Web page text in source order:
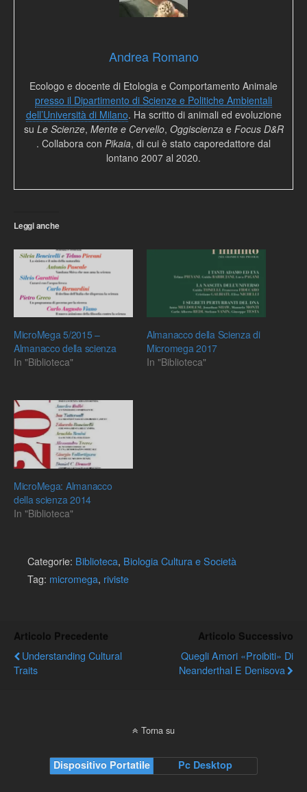
Andrea Romano
Ecologo e docente di Etologia e Comportamento Animale
presso il Dipartimento di Scienze e Politiche Ambientali
dell’Università di Milano. Ha scritto di animali ed evoluzione
su Le Scienze, Mente e Cervello, Oggiscienzae Focus D&R
. Collabora con Pikaia, di cui è stato caporedattore dal
lontano 2007 al 2020.
Leggi anche
MicroMega 5/2015 –
Almanacco della scienza
In "Biblioteca"
Almanacco della Scienza di
Micromega 2017
In "Biblioteca"
MicroMega: Almanacco
della scienza 2014
In "Biblioteca"
Categorie: Biblioteca, Biologia Cultura e Società
Tag: micromega, riviste
Articolo Precedente
Understanding Cultural
Traits
Articolo Successivo
Quegli Amori «proibiti» Di
Neanderthal E Denisova
Torna su
Dispositivo Portatile Pc Desktop